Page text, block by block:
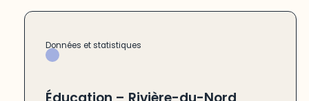
Données et statistiques